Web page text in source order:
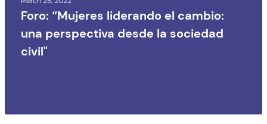
Foro: “Mujeres liderando el cambio:
una perspectiva desde la sociedad
civil"